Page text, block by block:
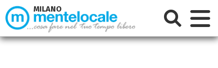
MILANO